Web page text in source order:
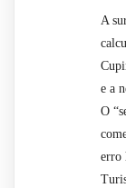
A
e a
O
erro